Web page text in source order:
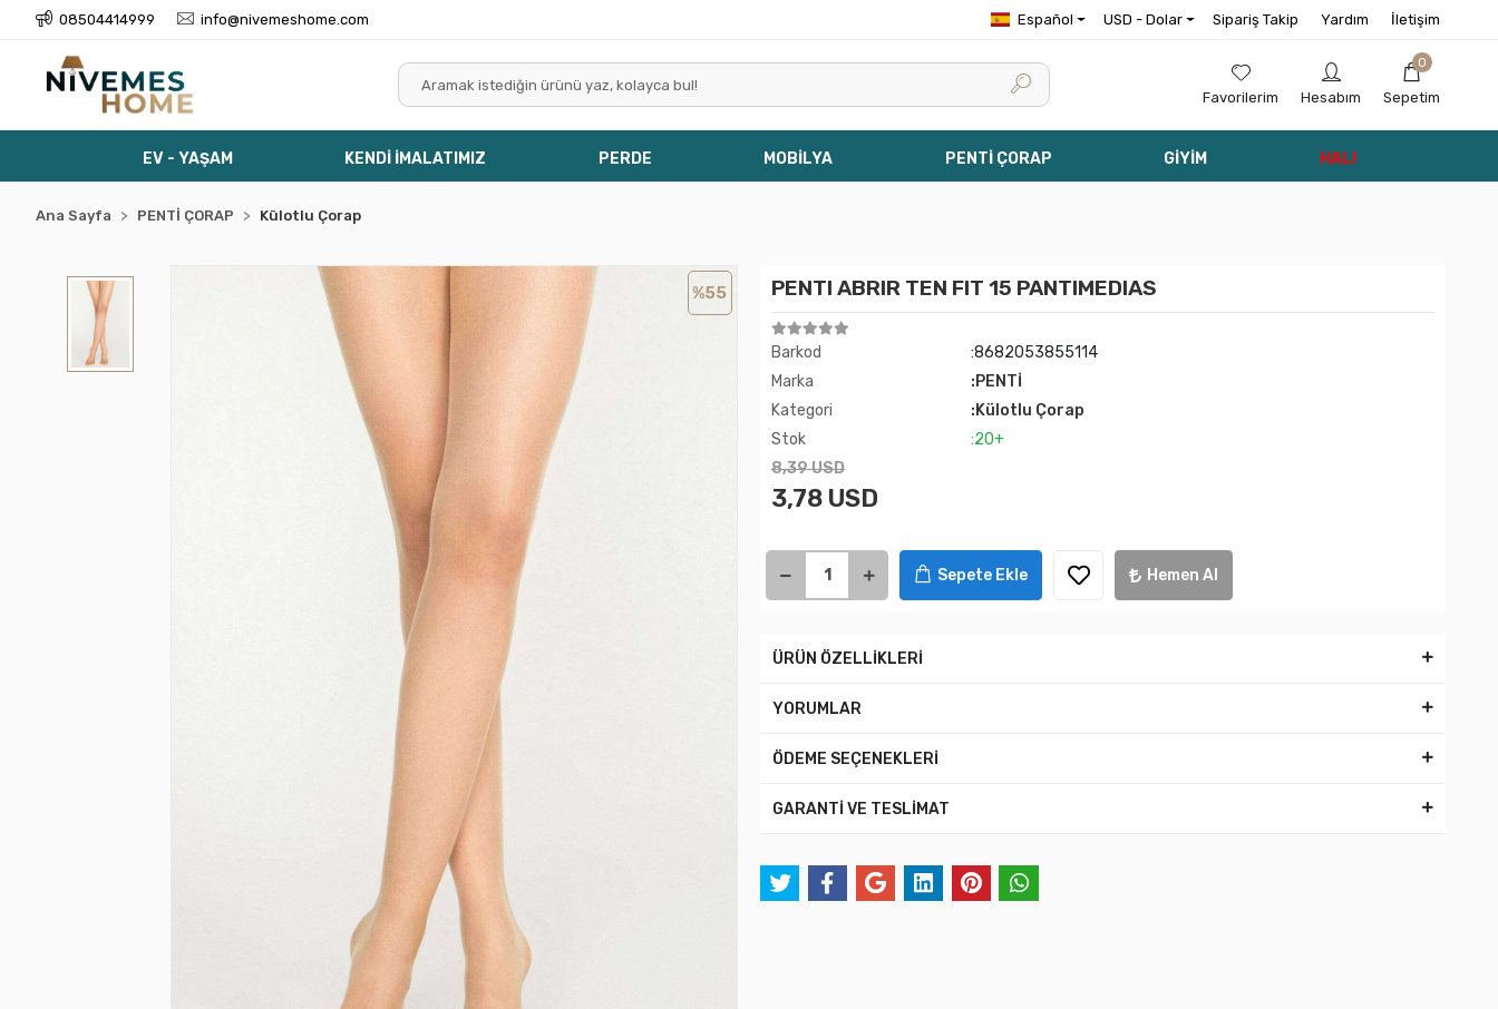
08504414999 info@nivemeshome.com Español USD - Dolar Sipariş Takip Yardım İletişim
Favorilerim Hesabım
0
Sepetim
EV - YAŞAM KENDİ İMALATIMIZ PERDE MOBİLYA PENTİ ÇORAP GİYİM HALI
Ana Sayfa PENTİ ÇORAP Külotlu Çorap
%55 PENTI ABRIR TEN FIT 15 PANTIMEDIAS
Barkod
:8682053855114
Marka
:PENTİ
Kategori
:Külotlu Çorap
Stok
:20+
8,39 USD
3,78 USD
Sepete Ekle Hemen Al
ÜRÜN ÖZELLİKLERİ
YORUMLAR
ÖDEME SEÇENEKLERİ
GARANTİ VE TESLİMAT